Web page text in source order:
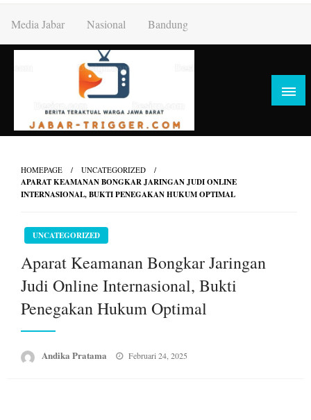
content
Media Jabar Nasional Bandung
HOMEPAGE UNCATEGORIZED
APARAT KEAMANAN BONGKAR JARINGAN JUDI ONLINE
INTERNASIONAL, BUKTI PENEGAKAN HUKUM OPTIMAL
UNCATEGORIZED
Aparat Keamanan Bongkar Jaringan
Judi Online Internasional, Bukti
Penegakan Hukum Optimal
Andika Pratama
Posted
Februari 24, 2025